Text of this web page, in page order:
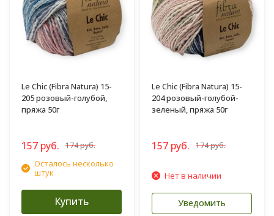
Le Chic (Fibra Natura) 15-
205 розовый-голубой,
пряжа 50г
157 руб. 174 руб.
Осталось несколько
штук
Купить
Le Chic (Fibra Natura) 15-
204 розовый-голубой-
зеленый, пряжа 50г
157 руб. 174 руб.
Нет в наличии
Уведомить